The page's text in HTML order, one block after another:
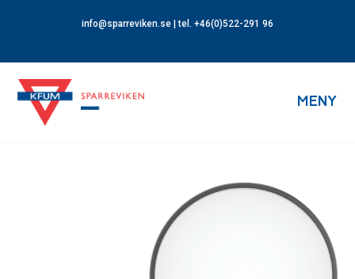
info@sparreviken.se | tel. +46(0)522-291 96
MENY